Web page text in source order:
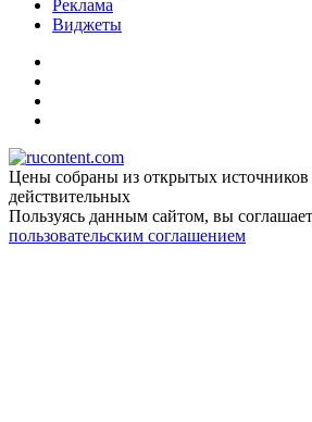
Реклама
Виджеты
Цены собраны из открытых источников
действительных
Пользуясь данным сайтом, вы
пользовательским соглашением